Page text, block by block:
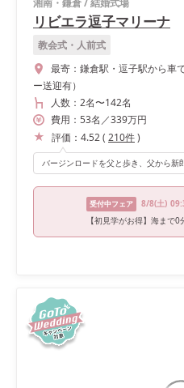
湘南・鎌倉/結婚式場
リビエラ逗子マリーナ
教会式・人前式
最寄： 鎌倉駅・逗子駅から車
ー送迎有）
人数： 2名〜142名
費用： 53名 ／339万円
評価： 4.52( 210件)
受付中フェア 8/8(土)